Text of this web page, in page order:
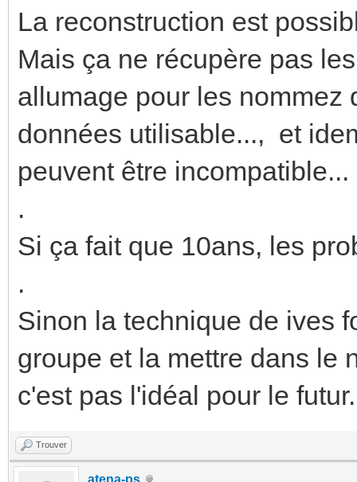
La reconstruction est
Mais ça ne récupère pas
allumage pour les nommez
données utilisable..., et
peuvent être incompatible...
.
Si ça fait que 10ans, les
.
Sinon la technique de ives
groupe et la mettre dans le
c'est pas l'idéal pour le
Trouver
atena-ps